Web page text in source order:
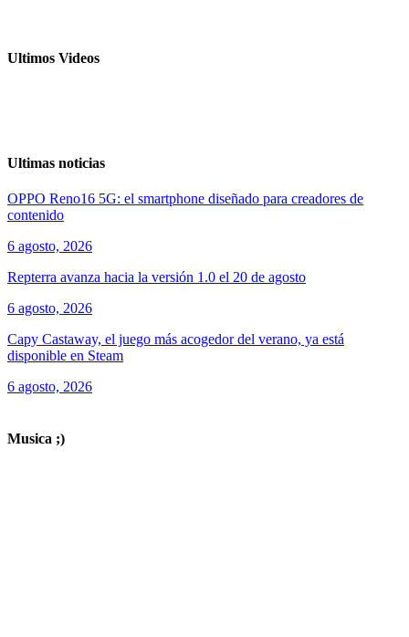
Ultimos Videos
Ultimas noticias
OPPO Reno16 5G: el smartphone diseñado para creadores de
contenido
6 agosto, 2026
Repterra avanza hacia la versión 1.0 el 20 de agosto
6 agosto, 2026
Capy Castaway, el juego más acogedor del verano, ya está
disponible en Steam
6 agosto, 2026
Musica ;)